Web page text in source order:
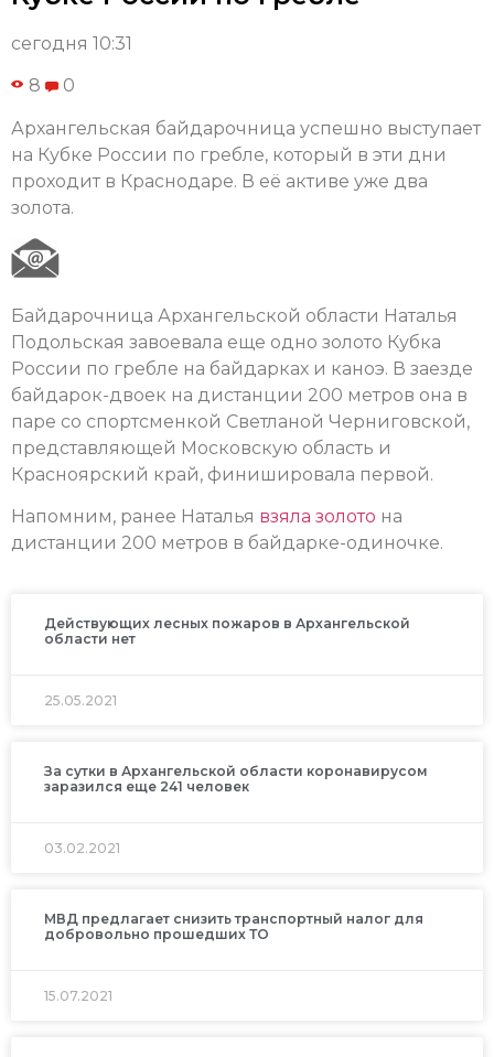
сегодня 10:31
8 0
Архангельская байдарочница успешно выступает
на Кубке России по гребле, который в эти дни
проходит в Краснодаре. В её активе уже два
золота.
Байдарочница Архангельской области Наталья
Подольская завоевала еще одно золото Кубка
России по гребле на байдарках и каноэ. В заезде
байдарок-двоек на дистанции 200 метров она в
паре со спортсменкой Светланой Черниговской,
представляющей Московскую область и
Красноярский край, финишировала первой.
Напомним, ранее Наталья взяла золото на
дистанции 200 метров в байдарке-одиночке.
Действующих лесных пожаров в Архангельской
области нет
25.05.2021
За сутки в Архангельской области коронавирусом
заразился еще 241 человек
03.02.2021
МВД предлагает снизить транспортный налог для
добровольно прошедших ТО
15.07.2021